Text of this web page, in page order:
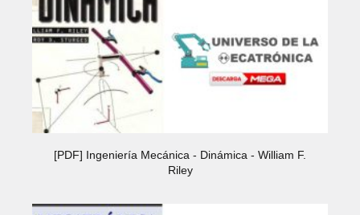
[PDF] Ingeniería Mecánica - Dinámica - William F.
Riley